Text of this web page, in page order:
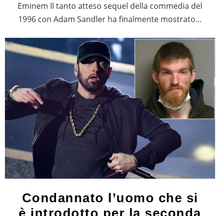
Eminem Il tanto atteso sequel della commedia del
1996 con Adam Sandler ha finalmente mostrato…
Condannato l’uomo che si
è introdotto per la seconda